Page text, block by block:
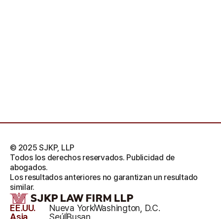
EE.UU. Nueva YorkWashington, D.C.
© 2025 SJKP, LLP
Todos los derechos reservados. Publicidad de
abogados.
Los resultados anteriores no garantizan un resultado
similar.